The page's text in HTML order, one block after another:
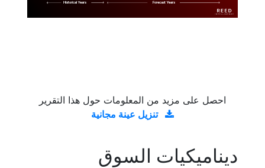
Historical Years Forecast Years
احصل على مزيد من المعلومات حول هذا التقرير
تنزيل عينة مجانية
ديناميكيات السوق